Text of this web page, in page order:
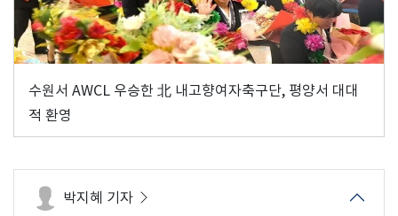
수원서 AWCL 우승한 北 내고향여자축구단, 평양서 대대
적 환영
박지혜 기자